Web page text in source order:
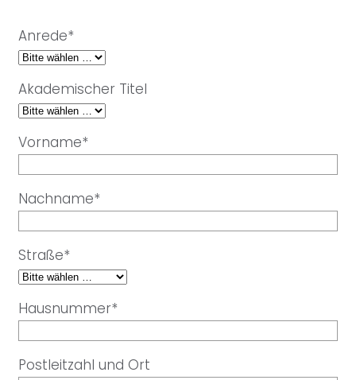
Anrede*
Akademischer Titel
Vorname*
Nachname*
Straße*
Hausnummer*
Postleitzahl und Ort